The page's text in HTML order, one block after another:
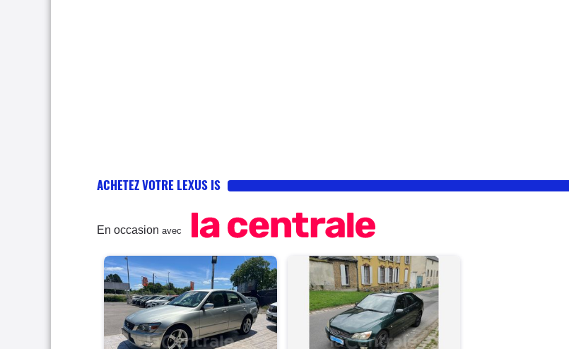
ACHETEZ VOTRE LEXUS IS
En occasion avec